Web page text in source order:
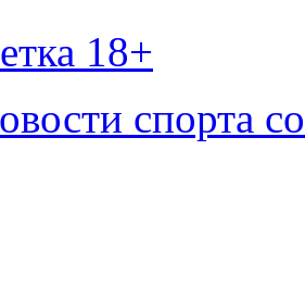
18+
спорта